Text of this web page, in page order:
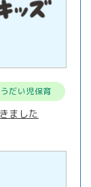
だい児保育
ました